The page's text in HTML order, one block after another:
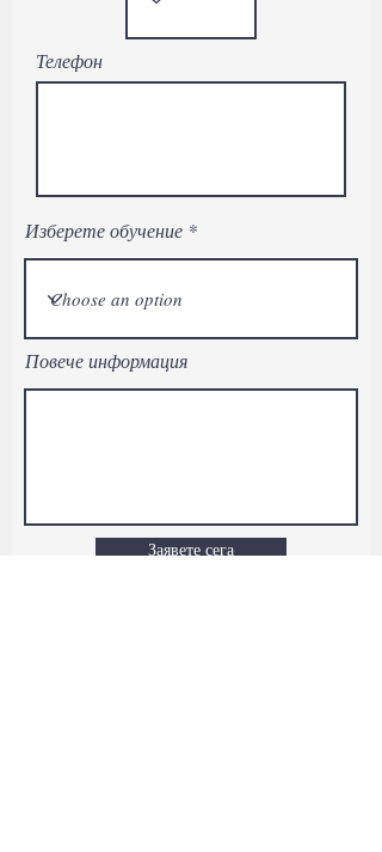
Телефон
Изберете обучение
Повече информация
Заявете сега